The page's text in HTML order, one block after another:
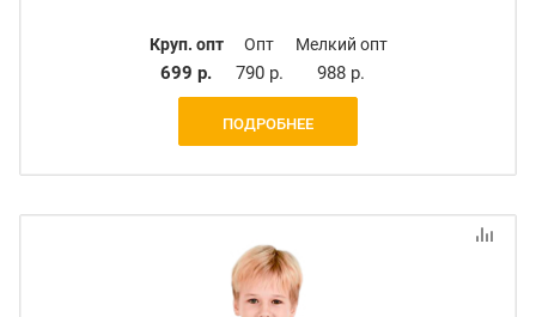
Круп. опт
699 р.
Опт
790 р.
Мелкий опт
988 р.
ПОДРОБНЕЕ